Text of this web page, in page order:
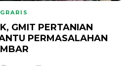
GMIT PERTANIAN
PERMASALAHAN